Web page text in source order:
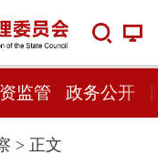
监管 政务公开
> 正文